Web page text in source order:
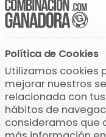
Política de Cookies
Utilizamos cookies
mejorar nuestros
relacionada con
hábitos de
consideramos que